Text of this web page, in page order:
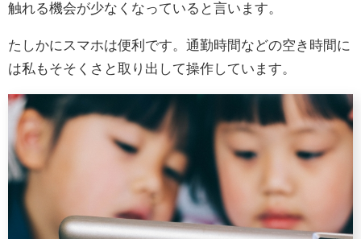
触れる機会が少なくなっていると言います。
たしかにスマホは便利です。通勤時間などの空き時間に
は私もそそくさと取り出して操作しています。